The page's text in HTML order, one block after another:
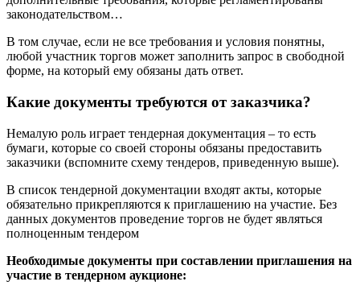
законодательством…
В том случае, если не все требования и условия понятны,
любой участник торгов может заполнить запрос в свободной
форме, на который ему обязаны дать ответ.
Какие документы требуются от заказчика?
Немалую роль играет тендерная документация – то есть
бумаги, которые со своей стороны обязаны предоставить
заказчики (вспомните схему тендеров, приведенную выше).
В список тендерной документации входят акты, которые
обязательно прикрепляются к приглашению на участие. Без
данных документов проведение торгов не будет являться
полноценным тендером
Необходимые документы при составлении приглашения на
участие в тендерном аукционе: